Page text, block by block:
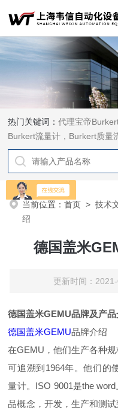
热门关键词：代理宝帝
Burkert流量计，Burkert质量
HYDAC传感器，ASCO电磁
泵，安沃驰Aventics电磁阀|
当前位置：首页 >技术
绍
德国盖米
更新时间：
德国盖米GEMU品牌及产
德国盖米GEMU品牌介绍
在GEMU，他们生产各种
可追溯到1964年。他们的
量计。ISO 9001是the
品概念，开发，生产和测